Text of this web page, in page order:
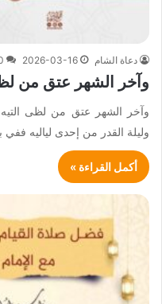
دعاة الشام 2026-03-16
وآخر الشهر عتق من
وآخر الشهر عتق من لظى
وليلة القدر من إحدى لياليه ففي
أكمل القراءة »